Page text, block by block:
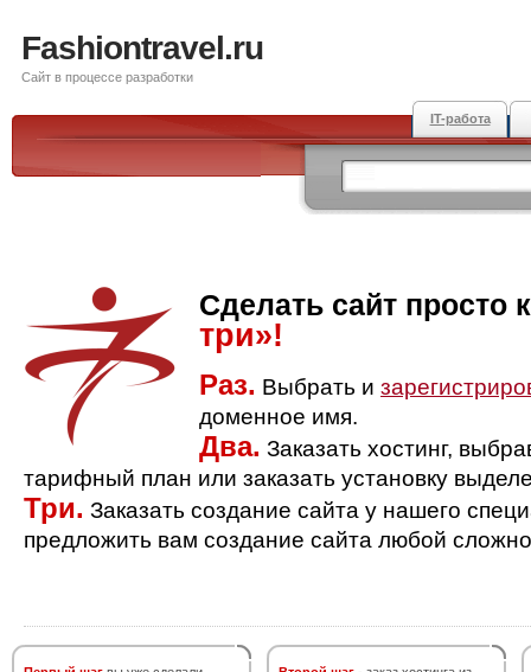
Fashiontravel.ru
Сайт в процессе разработки
IT-работа
Сделать сайт просто
три»!
Раз. Выбрать и
доменное имя.
Два. Заказать хостинг,
тарифный план или заказать установку
Три. Заказать создание сайта у нашего
предложить вам создание сайта любой